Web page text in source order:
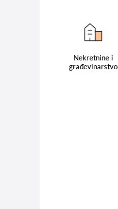
Nekretnine i
građevinarstvo